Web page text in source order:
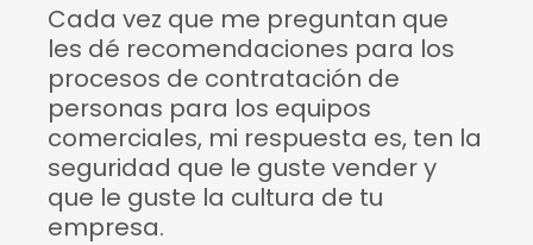
Cada vez que me preguntan que
les dé recomendaciones para los
procesos de contratación de
personas para los equipos
comerciales, mi respuesta es, ten la
seguridad que le guste vender y
que le guste la cultura de tu
empresa.